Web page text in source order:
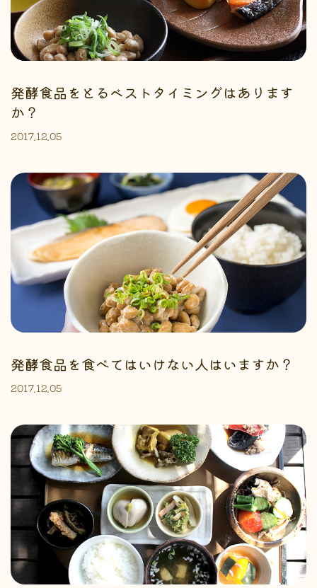
発酵食品をとるベストタイミングはあります
か？
2017.12.05
発酵食品を食べてはいけない人はいますか？
2017.12.05